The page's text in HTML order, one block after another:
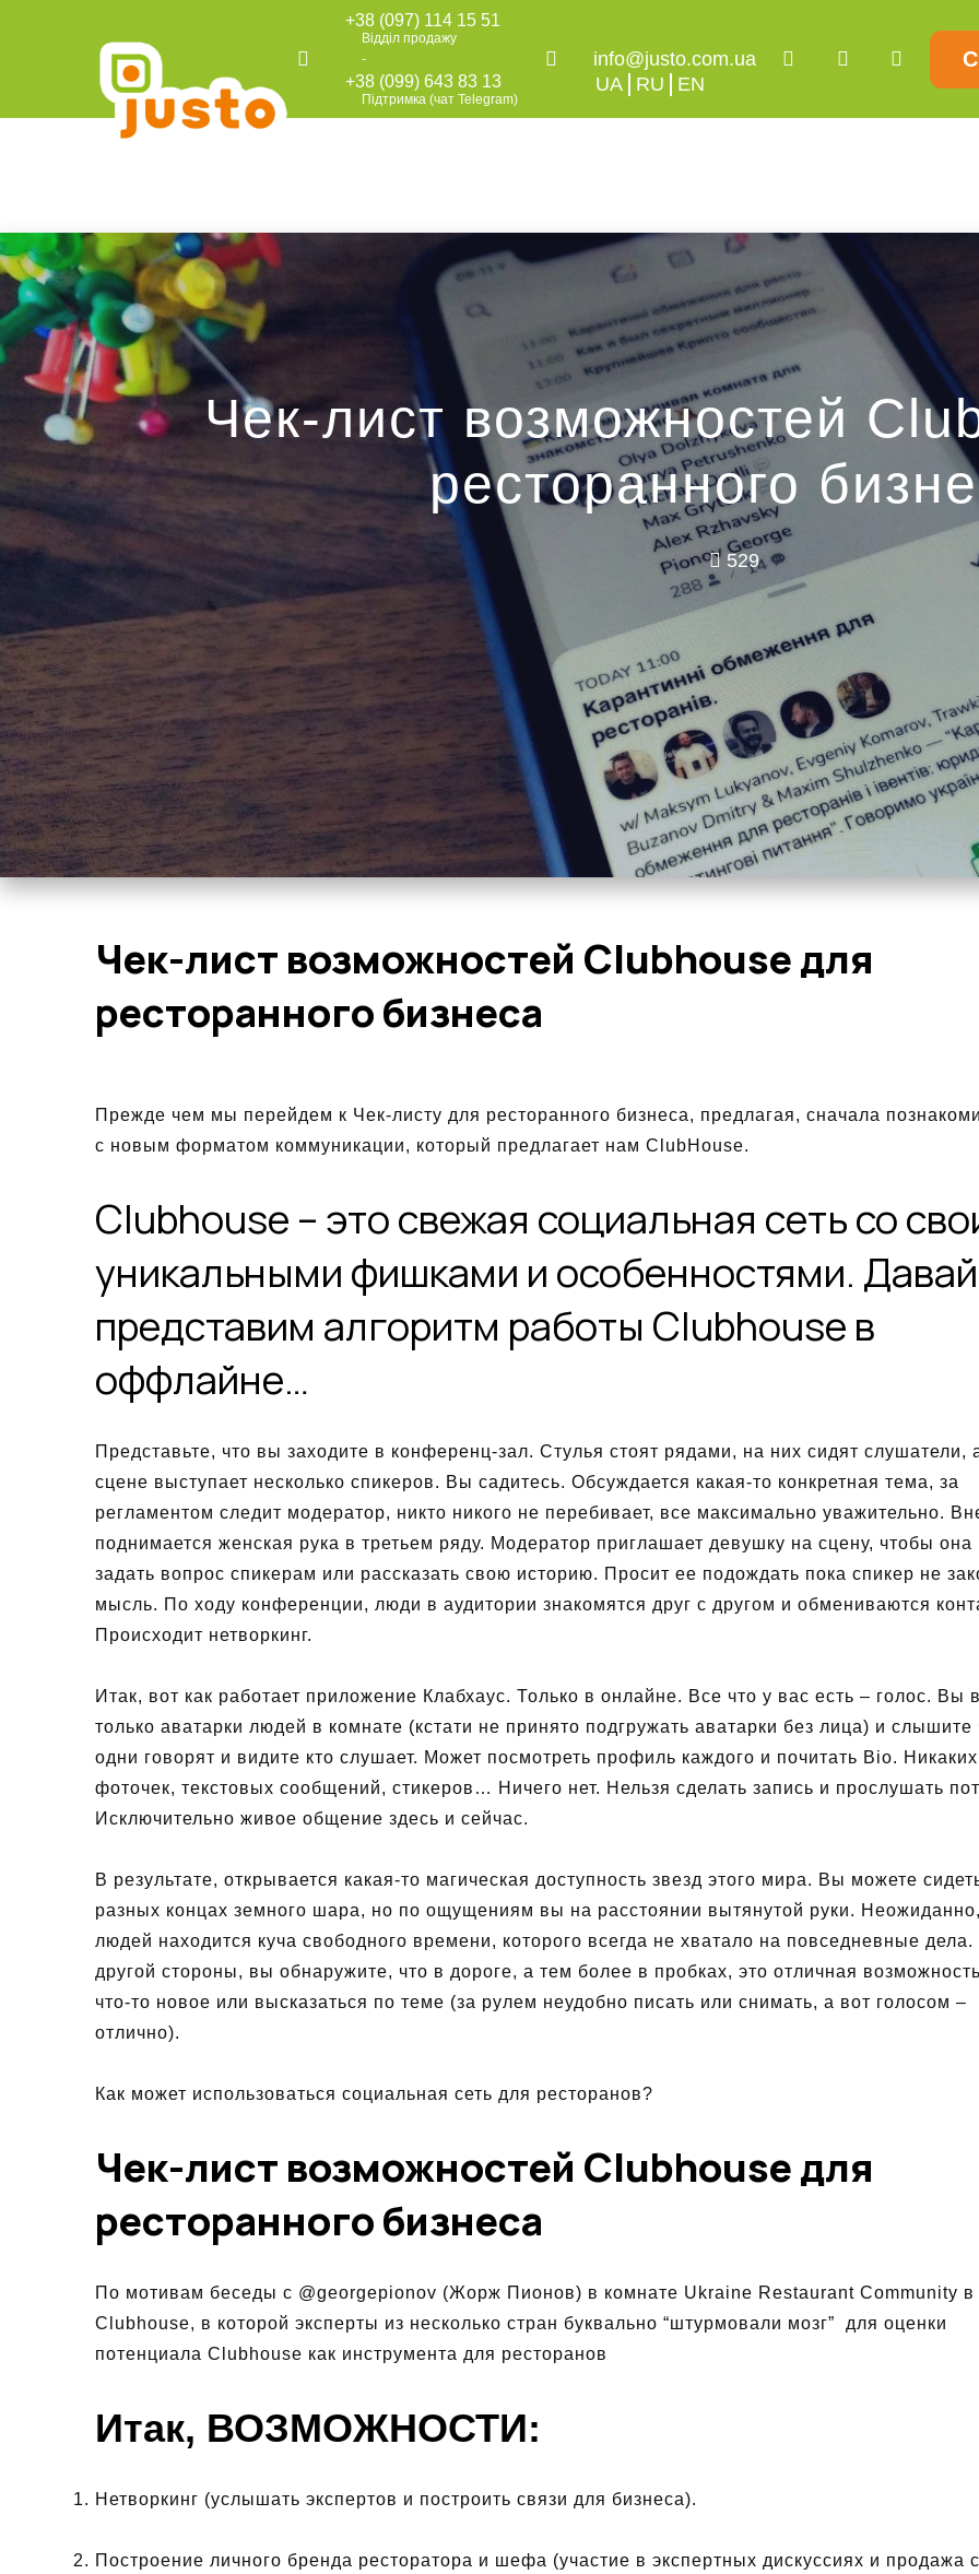
+38 (097) 114 15 51
Відділ продажу
-
+38 (099) 643 83 13
Підтримка (чат Telegram)
info@justo.com.ua
UA
RU EN
Чек-лист возможностей
ресторанного
529
Чек-лист возможностей Clubhouse для
ресторанного бизнеса
Прежде чем мы перейдем к Чек-листу для ресторанного бизнеса, предлагая, сначала
с новым форматом коммуникации, который предлагает нам ClubHouse.
Clubhouse – это свежая социальная сеть со
уникальными фишками и особенностями.
представим алгоритм работы Clubhouse в
оффлайне…
Представьте, что вы заходите в конференц-зал. Стулья стоят рядами, на них сидят слушатели,
сцене выступает несколько спикеров. Вы садитесь. Обсуждается какая-то конкретная тема, за
регламентом следит модератор, никто никого не перебивает, все максимально уважительно.
поднимается женская рука в третьем ряду. Модератор приглашает девушку на сцену, чтобы она
задать вопрос спикерам или рассказать свою историю. Просит ее подождать пока спикер не
мысль. По ходу конференции, люди в аудитории знакомятся друг с другом и обмениваются
Происходит нетворкинг.
Итак, вот как работает приложение Клабхаус. Только в онлайне. Все что у вас есть – голос. Вы
только аватарки людей в комнате (кстати не принято подгружать аватарки без лица) и слышите
одни говорят и видите кто слушает. Может посмотреть профиль каждого и почитать Bio.
фоточек, текстовых сообщений, стикеров… Ничего нет. Нельзя сделать запись и прослушать
Исключительно живое общение здесь и сейчас.
В результате, открывается какая-то магическая доступность звезд этого мира. Вы можете
разных концах земного шара, но по ощущениям вы на расстоянии вытянутой руки.
людей находится куча свободного времени, которого всегда не хватало на повседневные дела.
другой стороны, вы обнаружите, что в дороге, а тем более в пробках, это отличная
что-то новое или высказаться по теме (за рулем неудобно писать или снимать, а вот голосом –
отлично).
Как может использоваться социальная сеть для ресторанов?
Чек-лист возможностей Clubhouse для
ресторанного бизнеса
По мотивам беседы с @georgepionov (Жорж Пионов) в комнате Ukraine Restaurant Community в
Clubhouse, в которой эксперты из несколько стран буквально “штурмовали мозг” для оценки
потенциала Clubhouse как инструмента для ресторанов
Итак, ВОЗМОЖНОСТИ:
Нетворкинг (услышать экспертов и построить связи для бизнеса).
Построение личного бренда ресторатора и шефа (участие в экспертных дискуссиях и продажа